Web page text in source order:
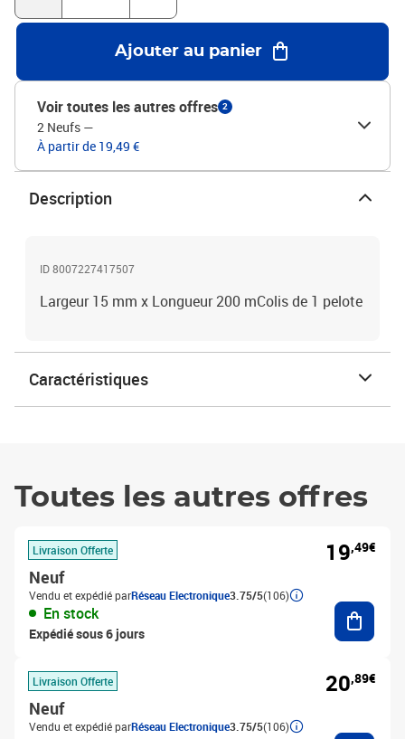
Ajouter au panier
Voir toutes les autres offres 2
2 Neufs —
À partir de 19,49 €
Description
ID 8007227417507
Largeur 15 mm x Longueur 200 mColis de 1 pelote
Caractéristiques
Toutes les autres offres
Livraison Offerte
Neuf
Vendu et expédié parRéseau Electronique3.75/5(106)
En stock
Expédié sous 6 jours
19,49€
Livraison Offerte
Neuf
Vendu et expédié parRéseau Electronique3.75/5(106)
20,89€